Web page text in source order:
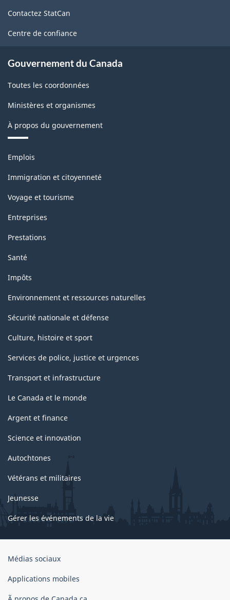
ce
site
Contactez StatCan
Centre de confiance
Gouvernement du Canada
Toutes les coordonnées
Ministères et organismes
À propos du gouvernement
Thèmes
sujets
Emplois
Immigration et citoyenneté
Voyage et tourisme
Entreprises
Prestations
Santé
Impôts
Environnement et ressources naturelles
Sécurité nationale et défense
Culture, histoire et sport
Services de police, justice et urgences
Transport et infrastructure
Le Canada et le monde
Argent et finance
Science et innovation
Autochtones
Vétérans et militaires
Jeunesse
Gérer les événements de la vie
Organisation
gouvernement
Médias sociaux
Applications mobiles